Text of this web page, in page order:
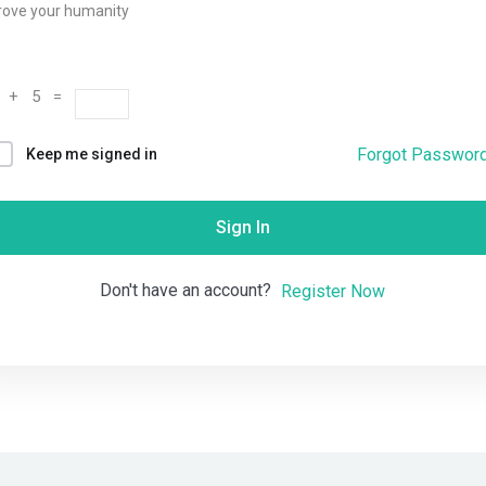
your humanity
+ 5 =
Keep me signed in Forgot
Sign In
Don't have an account? Register Now